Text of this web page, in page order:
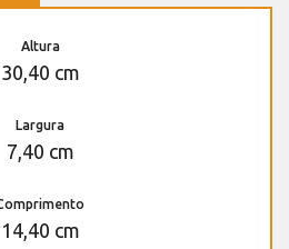
Altura
30,40 cm
Largura
7,40 cm
14,40 cm